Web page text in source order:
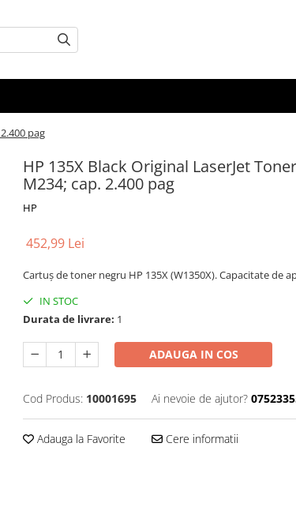
pag
HP 135X Black Original LaserJet
M234; cap. 2.400 pag
HP
452,99 Lei
Cartuș de toner negru HP 135X (W1350X). Capacitate de
IN STOC
Durata de livrare: 1
ADAUGA IN COS
Cod Produs: 10001695 Ai nevoie de ajutor?
Adauga la Favorite Cere informatii